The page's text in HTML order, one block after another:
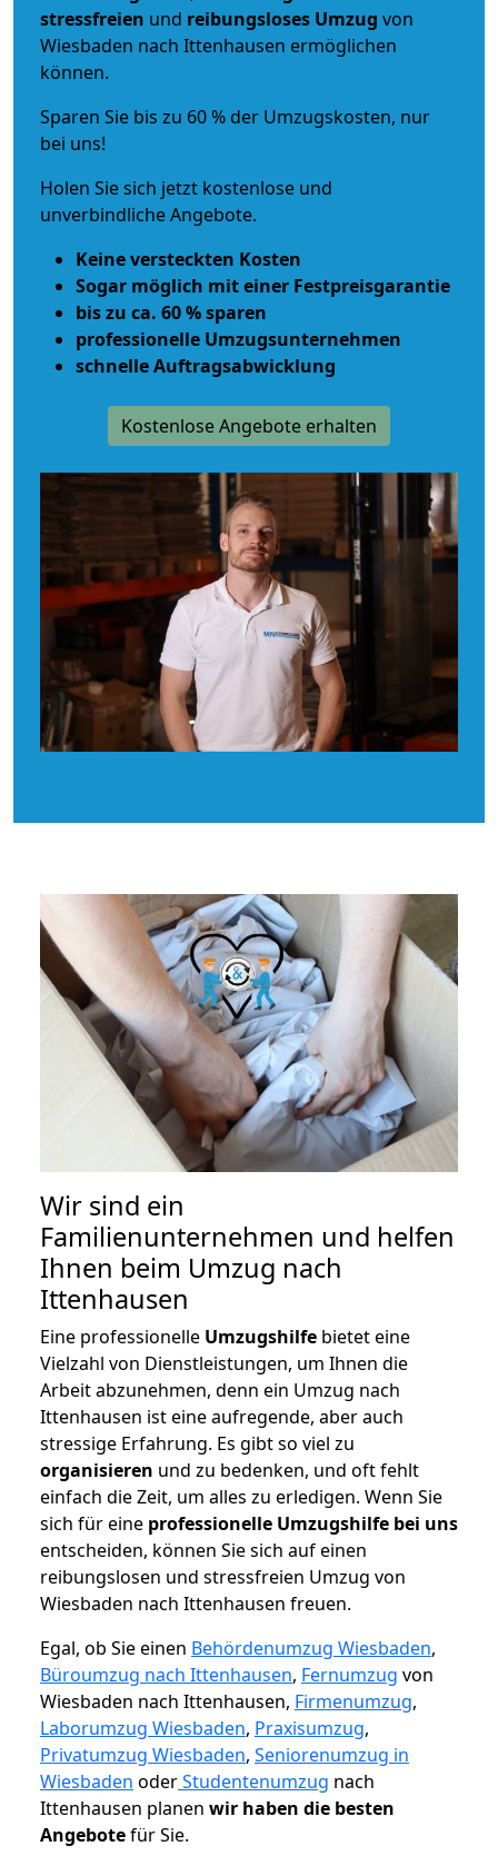
stressfreien und reibungsloses Umzug von
Wiesbaden nach Ittenhausen ermöglichen
können.
Sparen Sie bis zu 60 % der Umzugskosten, nur
bei uns!
Holen Sie sich jetzt kostenlose und
unverbindliche Angebote.
Keine versteckten Kosten
Sogar möglich mit einer Festpreisgarantie
bis zu ca. 60 % sparen
professionelle Umzugsunternehmen
schnelle Auftragsabwicklung
Kostenlose Angebote erhalten
Wir sind ein
Familienunternehmen und helfen
Ihnen beim Umzug nach
Ittenhausen
Eine professionelle Umzugshilfe bietet eine
Vielzahl von Dienstleistungen, um Ihnen die
Arbeit abzunehmen, denn ein Umzug nach
Ittenhausen ist eine aufregende, aber auch
stressige Erfahrung. Es gibt so viel zu
organisieren und zu bedenken, und oft fehlt
einfach die Zeit, um alles zu erledigen. Wenn Sie
sich für eine professionelle Umzugshilfe bei uns
entscheiden, können Sie sich auf einen
reibungslosen und stressfreien Umzug von
Wiesbaden nach Ittenhausen freuen.
Egal, ob Sie einen Behördenumzug Wiesbaden,
Büroumzug nach Ittenhausen, Fernumzug von
Wiesbaden nach Ittenhausen, Firmenumzug,
Laborumzug Wiesbaden, Praxisumzug,
Privatumzug Wiesbaden, Seniorenumzug in
Wiesbaden oderStudentenumzug nach
Ittenhausen planen wir haben die besten
Angebotefür Sie.